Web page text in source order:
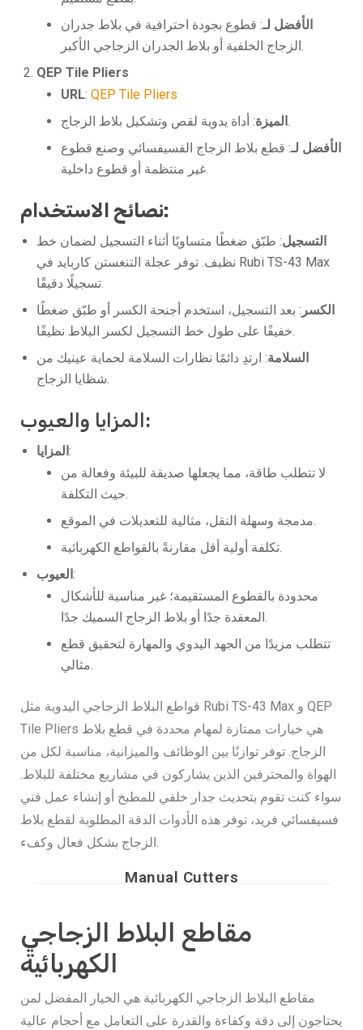
الأفضل لـ: قطوع بجودة احترافية في بلاط جدران
الزجاج الخلفية أو بلاط الجدران الزجاجي الأكبر.
QEP Tile Pliers
URL: QEP Tile Pliers
الميزة: أداة يدوية لقص وتشكيل بلاط الزجاج.
الأفضل لـ: قطع بلاط الزجاج الفسيفسائي وصنع قطوع
غير منتظمة أو قطوع داخلية.
نصائح الاستخدام:
التسجيل: طبّق ضغطًا متساويًا أثناء التسجيل لضمان خط
نظيف. توفر عجلة التنغستن كاربايد في Rubi TS-43 Max
تسجيلًا دقيقًا.
الكسر : بعد التسجيل، استخدم أجنحة الكسر أو طبّق ضغطًا
خفيفًا على طول خط التسجيل لكسر البلاط نظيفًا.
السلامة: ارتدِ دائمًا نظارات السلامة لحماية عينيك من
شظايا الزجاج.
المزايا والعيوب:
المزايا:
لا تتطلب طاقة، مما يجعلها صديقة للبيئة وفعالة من
حيث التكلفة.
مدمجة وسهلة النقل، مثالية للتعديلات في الموقع.
تكلفة أولية أقل مقارنةً بالقواطع الكهربائية.
العيوب:
محدودة بالقطوع المستقيمة؛ غير مناسبة للأشكال
المعقدة جدًا أو بلاط الزجاج السميك جدًا.
تتطلب مزيدًا من الجهد اليدوي والمهارة لتحقيق قطع
مثالي.
قواطع البلاط الزجاجي اليدوية مثل Rubi TS-43 Max و QEP
Tile Pliers هي خيارات ممتازة لمهام محددة في قطع بلاط
الزجاج. توفر توازنًا بين الوظائف والميزانية، مناسبة لكل من
الهواة والمحترفين الذين يشاركون في مشاريع مختلفة للبلاط.
سواء كنت تقوم بتحديث جدار خلفي للمطبخ أو إنشاء عمل فني
فسيفسائي فريد، توفر هذه الأدوات الدقة المطلوبة لقطع بلاط
الزجاج بشكل فعال وكفء.
Manual Cutters
مقاطع البلاط الزجاجي
الكهربائية
مقاطع البلاط الزجاجي الكهربائية هي الخيار المفضل لمن
يحتاجون إلى دقة وكفاءة والقدرة على التعامل مع أحجام عالية